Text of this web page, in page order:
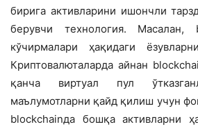
бирига активларини ишончли
берувчи технология.
кўчирмалари ҳақидаги
Криптовалюталарда айнан
қанча виртуал пул
маълумотларни қайд қилиш учун
blockchainда бошқа активларни